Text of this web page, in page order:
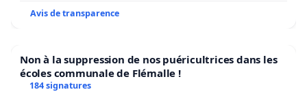
Avis de transparence
Non à la suppression de nos puéricultrices dans les
écoles communale de Flémalle !
184 signatures